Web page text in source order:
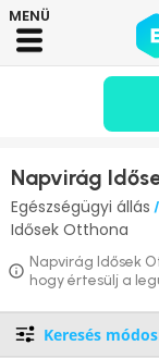
Napvirág
Egészségügyi állás /
Idősek Otthona
Napvirág Idősek
hogy értesülj a
Keresés